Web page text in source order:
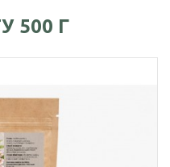
500 Г